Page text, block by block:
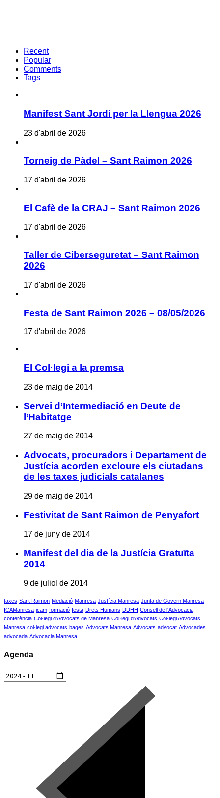
Recent
Popular
Comments
Tags
Manifest Sant Jordi per la Llengua 2026
23 d'abril de 2026
Torneig de Pàdel – Sant Raimon 2026
17 d'abril de 2026
El Cafè de la CRAJ – Sant Raimon 2026
17 d'abril de 2026
Taller de Ciberseguretat – Sant Raimon
2026
17 d'abril de 2026
Festa de Sant Raimon 2026 – 08/05/2026
17 d'abril de 2026
El Col·legi a la premsa
23 de maig de 2014
Servei d’Intermediació en Deute de
l’Habitatge
27 de maig de 2014
Advocats, procuradors i Departament de
Justícia acorden excloure els ciutadans
de les taxes judicials catalanes
29 de maig de 2014
Festivitat de Sant Raimon de Penyafort
17 de juny de 2014
Manifest del dia de la Justícia Gratuïta
2014
9 de juliol de 2014
taxes Sant Raimon Mediació Manresa Justícia Manresa Junta de Govern Manresa
ICAManresa icam formació festa Drets Humans DDHH Consell de l'Advocacia
conferència Col·legi d'Advocats de Manresa Col·legi d'Advocats Col·legi Advocats
Manresa col·legi advocats bages Advocats Manresa Advocats advocat Advocades
advocada Advocacia Manresa
Agenda